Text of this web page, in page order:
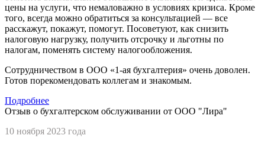
цены на услуги, что немаловажно в условиях кризиса. Кроме
того, всегда можно обратиться за консультацией — все
расскажут, покажут, помогут. Посоветуют, как снизить
налоговую нагрузку, получить отсрочку и льготны по
налогам, поменять систему налогообложения.
Сотрудничеством в ООО «1-ая бухгалтерия» очень доволен.
Готов порекомендовать коллегам и знакомым.
Подробнее
Отзыв о бухгалтерском обслуживании от ООО "Лира"
10 ноября 2023 года